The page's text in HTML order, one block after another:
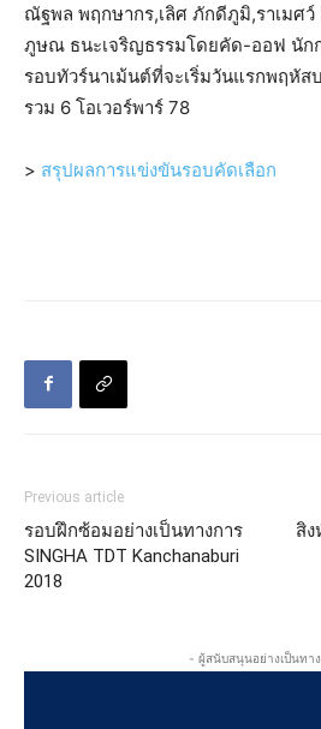
ณัฐพล พฤกษากร,เลิศ ภักดีภูมิ,ราเมศ
ภูษณ ธนะเจริญธรรมโดยคัด-ออฟ นัก
รอบทัวร์นาเม้นต์ที่จะเริ่มวันแรกพฤหั
รวม 6 โอเวอร์พาร์ 78
> สรุปผลการแข่งขันรอบคัดเลือก
Previous article
รอบฝึกซ้อมอย่างเป็นทางการ
SINGHA TDT Kanchanaburi
2018
สิ
- ผู้สนับสนุนอย่างเป็นทา